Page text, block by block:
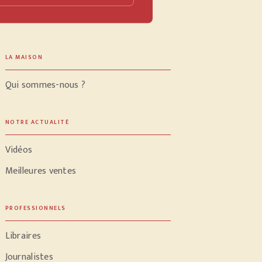
LA MAISON
Qui sommes-nous ?
NOTRE ACTUALITÉ
Vidéos
Meilleures ventes
PROFESSIONNELS
Libraires
Journalistes